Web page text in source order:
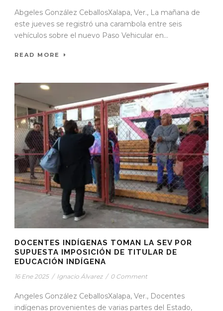
Abgeles González CeballosXalapa, Ver., La mañana de
este jueves se registró una carambola entre seis
vehículos sobre el nuevo Paso Vehicular en...
READ MORE
DOCENTES INDÍGENAS TOMAN LA SEV POR
SUPUESTA IMPOSICIÓN DE TITULAR DE
EDUCACIÓN INDÍGENA
16 Ene 2025 / Ignacio Álvarez / 0 Comment
Angeles González CeballosXalapa, Ver., Docentes
indígenas provenientes de varias partes del Estado,